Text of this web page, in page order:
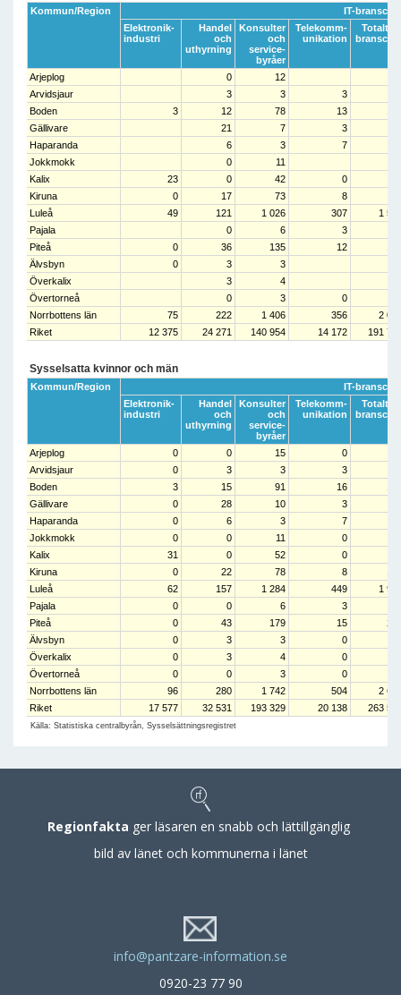
Kommun/Region
IT-
Elektronik-
industri
Handel
och
uthyrning
Konsulter
och
service-
byråer
Telekomm-
unikation
Totalt
Arjeplog 0 12
Arvidsjaur
3 3 3
Boden
3 12 78 13
Gällivare
21 7 3
Haparanda
6 3 7
Jokkmokk
0 11
Kalix
23 0 42 0
Kiruna
0 17 73 8
Luleå
49 121 1 026 307
1
Pajala
0 6 3
Piteå
0 36 135 12
Älvsbyn
0 3 3
Överkalix
3 4
Övertorneå
0 3 0
Norrbottens län
75 222 1 406 356
2
Riket
12 375 24 271 140 954 14 172 191
Sysselsatta kvinnor och män
Kommun/Region
IT-
Elektronik-
industri
Handel
och
uthyrning
Konsulter
och
service-
byråer
Telekomm-
unikation
Totalt
Arjeplog 0 0 15 0
Arvidsjaur
0 3 3 3
Boden
3 15 91 16
Gällivare
0 28 10 3
Haparanda
0 6 3 7
Jokkmokk
0 0 11 0
Kalix
31 0 52 0
Kiruna
0 22 78 8
Luleå
62 157 1 284 449
1
Pajala
0 0 6 3
Piteå
0 43 179 15
Älvsbyn
0 3 3 0
Överkalix
0 3 4 0
Övertorneå
0 0 3 0
Norrbottens län
96 280 1 742 504
2
Riket
17 577 32 531 193 329 20 138 263
Källa: Statistiska centralbyrån, Sysselsättningsregistret
Regionfakta ger läsaren en snabb och lättillgänglig
bild av länet och kommunerna i länet
info@pantzare-information.se
0920-23 77 90